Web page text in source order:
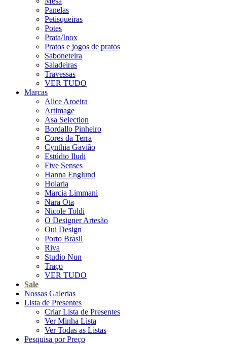
Panelas
Petisqueiras
Potes
Prata/Inox
Pratos e jogos de pratos
Saboneteira
Saladeiras
Travessas
VER TUDO
Marcas
Alice Aroeira
Artimage
Asa Selection
Bordallo Pinheiro
Cores da Terra
Cynthia Gavião
Estúdio Iludi
Five Senses
Hanna Englund
Holaria
Marcia Limmani
Nara Ota
Nicole Toldi
O Designer Artesão
Oui Design
Porto Brasil
Riva
Studio Nun
Traço
VER TUDO
Sale
Nossas Galerias
Lista de Presentes
Criar Lista de Presentes
Ver Minha Lista
Ver Todas as Listas
Pesquisa por Preço